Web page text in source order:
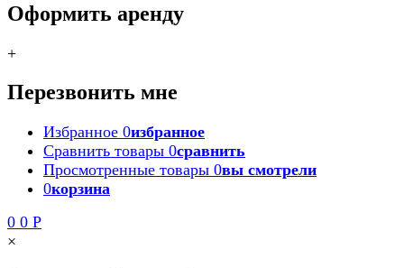
Оформить аренду
+
Перезвонить мне
Избранное 0избранное
Сравнить товары 0сравнить
Просмотренные товары 0вы смотрели
0корзина
0 0 Р
×